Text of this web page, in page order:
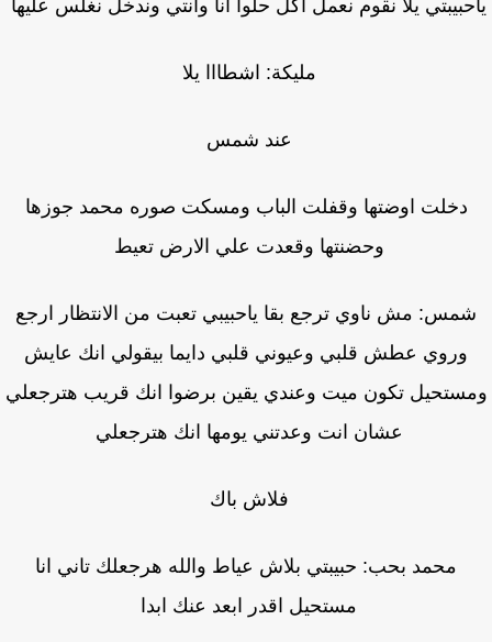
يلا نقوم نعمل اكل حلوا انا وانتي وندخل نغلس عليها
مليكة: اشطااا يلا
عند شمس
دخلت اوضتها وقفلت الباب ومسكت صوره محمد جوزها
وحضنتها وقعدت علي الارض تعيط
مش ناوي ترجع بقا ياحبيبي تعبت من الانتظار ارجع
وروي عطش قلبي وعيوني قلبي دايما بيقولي انك عايش
تكون ميت وعندي يقين برضوا انك قريب هترجعلي
عشان انت وعدتني يومها انك هترجعلي
فلاش باك
محمد بحب: حبيبتي بلاش عياط والله هرجعلك تاني انا
مستحيل اقدر ابعد عنك ابدا